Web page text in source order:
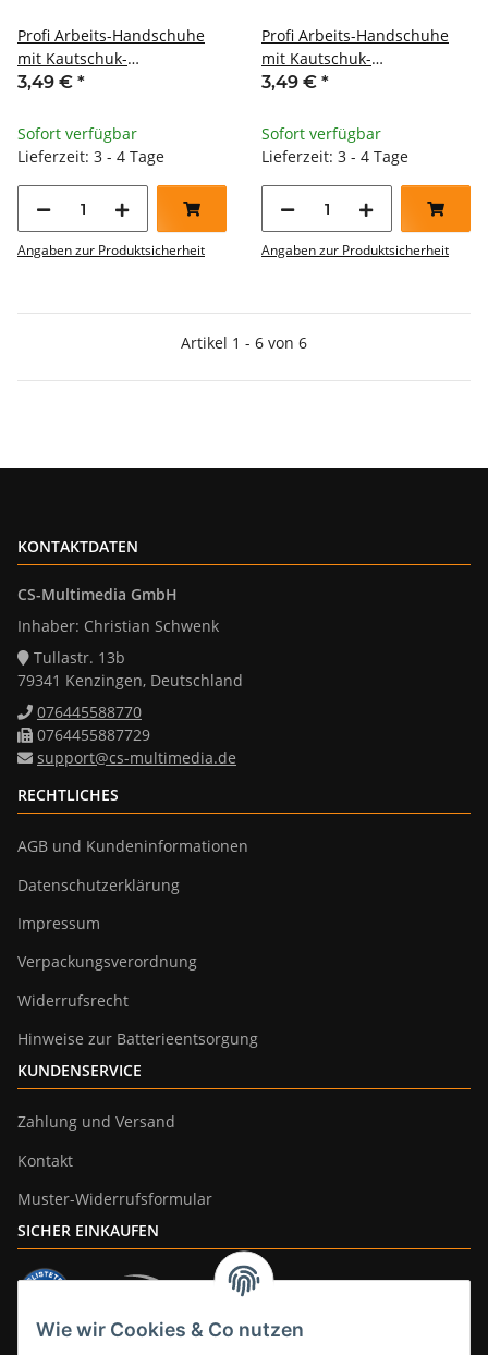
Wie wir Cookies & Co nutzen
Profi Arbeits-Handschuhe
mit Kautschuk-
Beschichtung Ökotex 100
3,49 € *
Sofort verfügbar
Lieferzeit: 3 - 4 Tage
Angaben zur Produktsicherheit
Profi Arbeits-Handschuhe
mit Kautschuk-
Beschichtung Ökotex 100
3,49 € *
Sofort verfügbar
Lieferzeit: 3 - 4 Tage
Angaben zur Produktsicherheit
Artikel 1 - 6 von 6
KONTAKTDATEN
CS-Multimedia GmbH
Inhaber: Christian Schwenk
Tullastr. 13b
79341 Kenzingen, Deutschland
076445588770
0764455887729
support@cs-multimedia.de
RECHTLICHES
AGB und Kundeninformationen
Datenschutzerklärung
Impressum
Verpackungsverordnung
Widerrufsrecht
Hinweise zur Batterieentsorgung
KUNDENSERVICE
Zahlung und Versand
Kontakt
Muster-Widerrufsformular
SICHER EINKAUFEN